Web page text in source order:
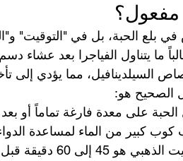
بلع الحبة، بل في "التوقيت"
ما يتناول الفياجرا بعد عشاء
السيلدينافيل، مما يؤدي إلى
الصحيح هو:
الحبة على معدة فارغة تماماً أو
كبير من الماء لمساعدة
هو 45 إلى 60 دقيقة قبل العلاقة.